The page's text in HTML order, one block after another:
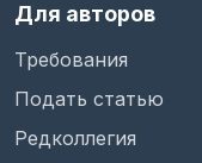
Для авторов
Требования
Подать статью
Редколлегия